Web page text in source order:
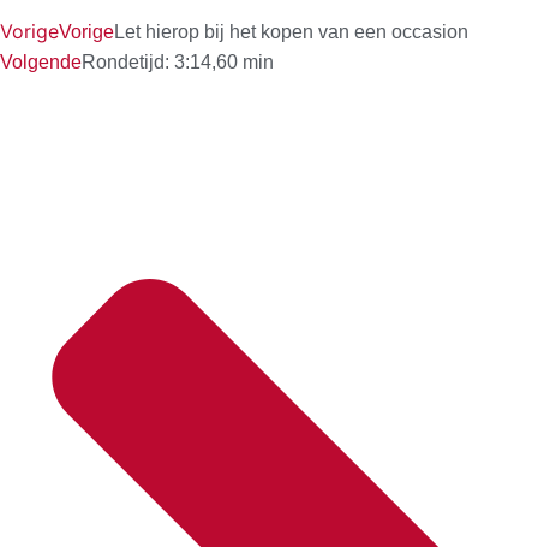
VorigeVorigeLet hierop bij het kopen van een occasion
VolgendeRondetijd: 3:14,60 min